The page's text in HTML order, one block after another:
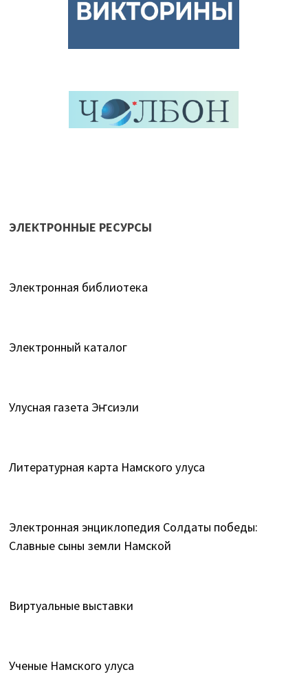
ЭЛЕКТРОННЫЕ РЕСУРСЫ
Электронная библиотека
Электронный каталог
Улусная газета Эҥсиэли
Литературная карта Намского улуса
Электронная энциклопедия Солдаты победы:
Славные сыны земли Намской
Виртуальные выставки
Ученые Намского улуса